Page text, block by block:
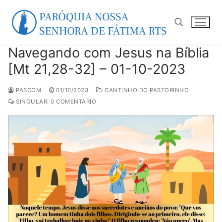
para
Pesquisar por:
Navegando com Jesus na Bíblia
[Mt 21,28-32] – 01-10-2023
PASCOM 01/10/2023
CANTINHO DO PASTORINHO
SINGULAR: 0 COMENTÁRIO